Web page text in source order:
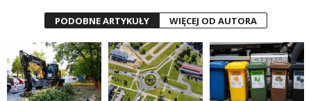
PODOBNE ARTYKUŁY WIĘCEJ OD AUTORA